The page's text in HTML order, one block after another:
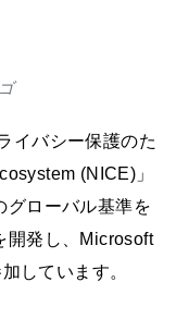
イバシー保護のた
(NICE)」
グローバル基準を
開発し、Microsoft
しています。